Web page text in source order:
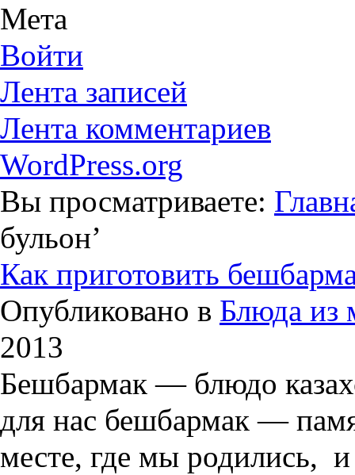
Мета
Войти
Лента записей
Лента комментариев
WordPress.org
Вы просматриваете:
бульон’
Как приготовить
Опубликовано в Блюда из
2013
Бешбармак — блюдо
для нас бешбармак —
месте, где мы родились,